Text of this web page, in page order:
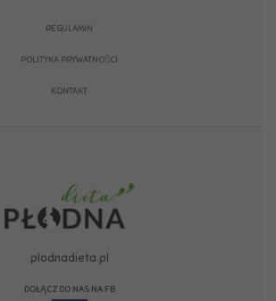
REGULAMIN
POLITYKA PRYWATNOŚCI
KONTAKT
plodnadieta.pl
DOŁĄCZ DO NAS NA FB